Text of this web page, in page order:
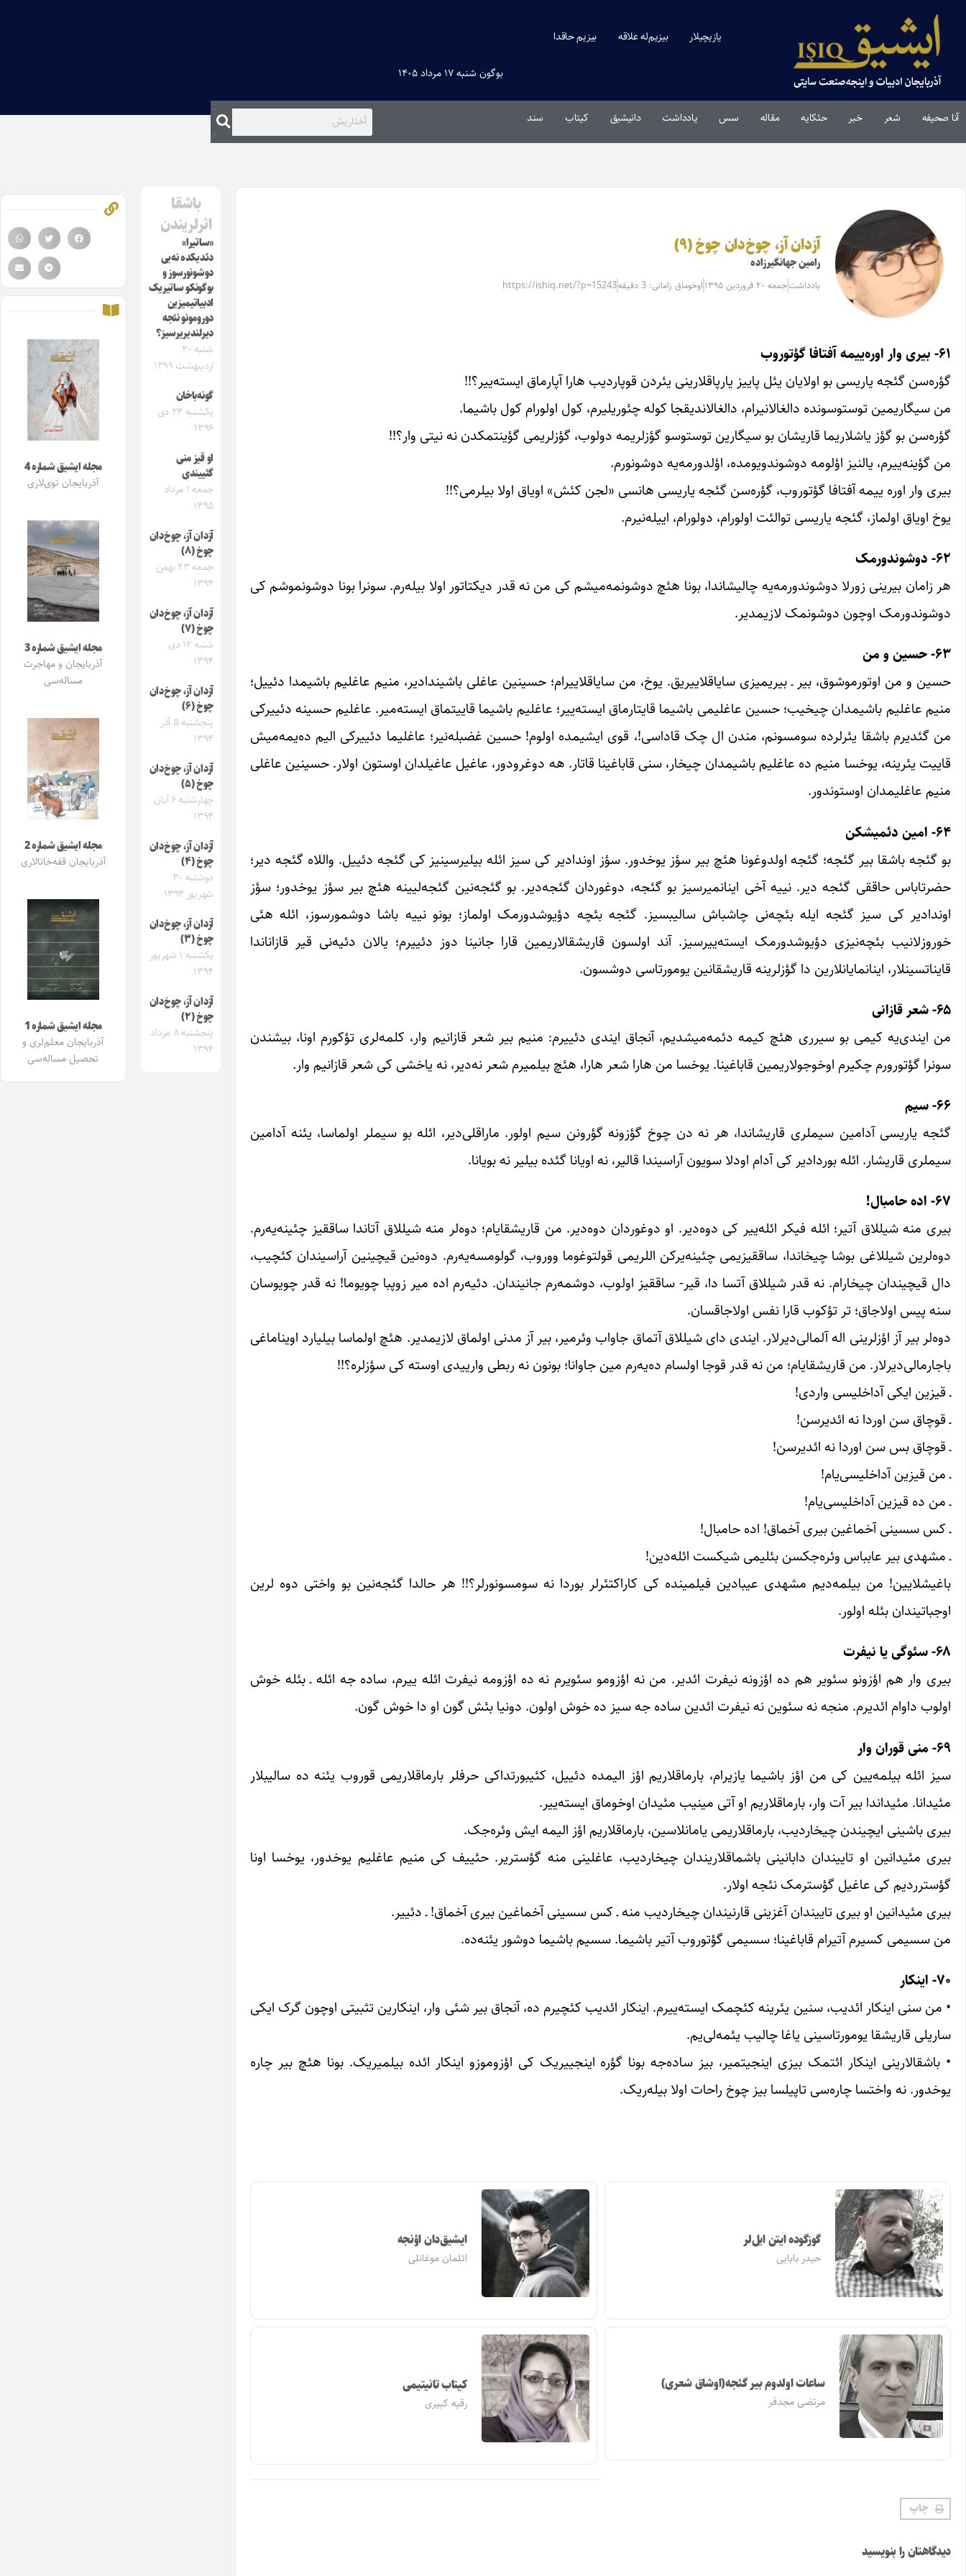
یازیچیلار بیزیم‌له علاقه بیزیم حاقدا
بوگون شنبه ۱۷ مرداد ۱۴۰۵
آنا صحیفه شعر خبر حئکایه مقاله‌ سس یادداشت دانیشیق کیتاب سند
آزدان آز، چوخ‌دان چوخ (۹)
رامین جهانگیرزاده
یادداشتجمعه ۲۰ فروردین ۱۳۹۵ اوخوماق زامانی: 3 دقیقه https://ishiq.net/?p=15243
۶۱- بیری وار اوره‌ییمه آفتافا گؤتوروب
گؤره‌سن گئجه یاریسی بو اولایان یئل پاییز یارپاقلارینی یئردن قوپاردیب هارا آپارماق ایسته‌ییر؟!!
من سیگاریمین توستوسونده دالغالانیرام، دالغالاندیقجا کوله چئوریلیرم، کول اولورام کول باشیما.
گؤره‌سن بو گؤز یاشلاریما قاریشان بو سیگارین توستوسو گؤزلریمه دولوب، گؤزلریمی گؤینتمکدن نه نیتی وار؟!!
من گؤینه‌ییرم، یالنیز اؤلومه دوشوندویومده، اؤلدورمه‌یه دوشونورم.
بیری وار اوره ییمه آفتافا گؤتوروب، گؤره‌سن گئجه یاریسی هانسی «لجن کئش» اویاق اولا بیلرمی؟!!
یوخ اویاق اولماز، گئجه یاریسی توالئت اولورام، دولورام، اییله‌نیرم.
۶۲- دوشوندورمک
هر زامان بیرینی زورلا دوشوندورمه‌یه چالیشاندا، بونا هئچ دوشونمه‌میشم کی من نه قدر دیکتاتور اولا بیله‌رم. سونرا بونا دوشونموشم کی
دوشوندورمک اوچون دوشونمک لازیمدیر.
۶۳- حسین و من
حسین و من اوتورموشوق، بیر ـ بیریمیزی سایاقلاییریق. یوخ، من سایاقلاییرام؛ حسینین عاغلی باشیندادیر، منیم عاغلیم باشیمدا دئییل؛
منیم عاغلیم باشیمدان چیخیب؛ حسین عاغلیمی باشیما قایتارماق ایسته‌ییر؛ عاغلیم باشیما قاییتماق ایسته‌میر. عاغلیم حسینه دئییرکی
من گئدیرم باشقا یئرلرده سومسونم، مندن ال چک قاداسی!، قوی ایشیمده اولوم! حسین غضبله‌نیر؛ عاغلیما دئییرکی الیم ده‌یمه‌میش
قاییت یئرینه، یوخسا منیم ده عاغلیم باشیمدان چیخار، سنی قاباغینا قاتار. هه دوغرودور، عاغیل عاغیلدان اوستون اولار. حسینین عاغلی
منیم عاغلیمدان اوستوندور.
۶۴- امین دئمیشکن
بو گئجه باشقا بیر گئجه؛ گئجه اولدوغونا هئچ بیر سؤز یوخدور. سؤز اوندادیر کی سیز ائله بیلیرسینیز کی گئجه دئییل. واللاه گئجه دیر؛
حضرتاباس حاققی گئجه دیر. نییه آخی اینانمیرسیز بو گئجه، دوغوردان گئجه‌دیر. بو گئجه‌نین گئجه‌لیینه هئچ بیر سؤز یوخدور؛ سؤز
اوندادیر کی سیز گئجه ایله بئچه‌نی چاشباش سالیبسیز. گئجه بئچه دؤیوشدورمک اولماز؛ بونو نییه باشا دوشمورسوز، ائله هئی
خوروزلانیب بئچه‌نیزی دؤیوشدورمک ایسته‌ییرسیز. آند اولسون قاریشقالاریمین قارا جانینا دوز دئییرم؛ یالان دئیه‌نی قیر قازاناندا
قایناتسینلار، اینانمایانلارین دا گؤزلرینه قاریشقانین یومورتاسی دوشسون.
۶۵- شعر قازانی
من ایندی‌یه کیمی بو سیرری هئچ کیمه دئمه‌میشدیم، آنجاق ایندی دئییرم: منیم بیر شعر قازانیم وار، کلمه‌لری تؤکورم اونا، بیشندن
سونرا گؤتورورم چکیرم اوخوجولاریمین قاباغینا. یوخسا من هارا شعر هارا، هئچ بیلمیرم شعر نه‌دیر، نه یاخشی کی شعر قازانیم وار.
۶۶- سیم
گئجه یاریسی آدامین سیملری قاریشاندا، هر نه دن چوخ گؤزونه گؤرونن سیم اولور. ماراقلی‌دیر، ائله بو سیملر اولماسا، یئنه آدامین
سیملری قاریشار. ائله بوردادیر کی آدام اودلا سویون آراسیندا قالیر، نه اویانا گئده بیلیر نه بویانا.
۶۷- اده حامبال!
بیری منه شیللاق آتیر؛ ائله فیکر ائله‌ییر کی دوه‌دیر. او دوغوردان دوه‌دیر. من قاریشقایام؛ دوه‌لر منه شیللاق آتاندا ساققیز چئینه‌یه‌رم.
دوه‌لرین شیللاغی بوشا چیخاندا، ساققیزیمی چئینه‌یرکن اللریمی قولتوغوما ووروب، گولومسه‌یه‌رم. دوه‌نین قیچینین آراسیندان کئچیب،
دال قیچیندان چیخارام. نه قدر شیللاق آتسا دا، قیر- ساققیز اولوب، دوشمه‌رم جانیندان. دئیه‌رم اده میر زوپبا چویوما! نه قدر چویوسان
سنه پیس اولاجاق؛ تر تؤکوب قارا نفس اولاجاقسان.
دوه‌لر بیر آز اؤزلرینی اله آلمالی‌دیرلار. ایندی دای شیللاق آتماق جاواب وئرمیر، بیر آز مدنی اولماق لازیمدیر. هئچ اولماسا بیلیارد اویناماغی
باجارمالی‌دیرلار. من قاریشقایام؛ من نه قدر قوجا اولسام ده‌یه‌رم مین جاوانا؛ بونون نه ربطی وارییدی اوسته کی سؤزلره؟!!
ـ قیزین ایکی آداخلیسی واردی!
ـ قوچاق سن اوردا نه ائدیرسن!
ـ قوچاق بس سن اوردا نه ائدیرسن!
ـ من قیزین آداخلیسی‌یام!
ـ من ده قیزین آداخلیسی‌یام!
ـ کس سسینی آخماغین بیری آخماق! اده حامبال!
ـ مشهدی بیر عابباس وئره‌جکسن بئلیمی شیکست ائله‌دین!
باغیشلایین! من بیلمه‌دیم مشهدی عیبادین فیلمینده کی کاراکتئرلر بوردا نه سومسونورلر؟!! هر حالدا گئجه‌نین بو واختی دوه لرین
اوجباتیندان بئله اولور.
۶۸- سئوگی یا نیفرت
بیری وار هم اؤزونو سئویر هم ده اؤزونه نیفرت ائدیر. من نه اؤزومو سئویرم نه ده اؤزومه نیفرت ائله ییرم، ساده جه ائله ـ بئله خوش
اولوب داوام ائدیرم. منجه نه سئوین نه نیفرت ائدین ساده جه سیز ده خوش اولون. دونیا بئش گون او دا خوش گون.
۶۹- منی قوران وار
سیز ائله بیلمه‌یین کی من اؤز باشیما یازیرام، بارماقلاریم اؤز الیمده دئییل، کئیبورتداکی حرفلر بارماقلاریمی قوروب یئنه ده سالیبلار
مئیدانا. مئیداندا بیر آت وار، بارماقلاریم او آتی مینیب مئیدان اوخوماق ایسته‌ییر.
بیری باشینی ایچیندن چیخاردیب، بارماقلاریمی یامانلاسین، بارماقلاریم اؤز الیمه ایش وئره‌جک.
بیری مئیدانین او تاییندان دابانینی باشماقلاریندان چیخاردیب، عاغلینی منه گؤستریر. حئییف کی منیم عاغلیم یوخدور، یوخسا اونا
گؤسترردیم کی عاغیل گؤسترمک نئجه اولار.
بیری مئیدانین او بیری تاییندان آغزینی قارنیندان چیخاردیب منه ـ کس سسینی آخماغین بیری آخماق! ـ دئییر.
من سسیمی کسیرم آتیرام قاباغینا؛ سسیمی گؤتوروب آتیر باشیما. سسیم باشیما دوشور یئنه‌ده.
۷۰- اینکار
• من سنی اینکار ائدیب، سنین یئرینه کئچمک ایسته‌ییرم. اینکار ائدیب کئچیرم ده، آنجاق بیر شئی وار، اینکارین تثبیتی اوچون گرک ایکی
ساریلی قاریشقا یومورتاسینی یاغا چالیب یئمه‌لی‌یم.
• باشقالارینی اینکار ائتمک بیزی اینجیتمیر، بیز ساده‌جه بونا گؤره اینجییریک کی اؤزوموزو اینکار ائده بیلمیریک. بونا هئچ بیر چاره
یوخدور. نه واختسا چاره‌سی تاپیلسا بیز چوخ راحات اولا بیله‌ریک.
گوزگوده ایتن ایل‌لر
حیدر بابایی
ایشیق‌دان اؤنجه
ائلمان موغانلی
ساعات اولدوم بیر گئجه(اوشاق شعری)
مرتضی مجدفر
کیتاب تانیتیمی
رقیه کبیری
چاپ
دیدگاهتان را بنویسید
باشقا
اثرلریندن
«ساتیرا»
دئدیکده نه‌یی
دوشونورسوز و
بوگونکو ساتیریک
ادبیاتیمیزین
دورومونو نئجه
دیرلندیریرسیز؟
شنبه ۲۰
اردیبهشت ۱۳۹۹
گونه‌باخان
یکشنبه ۲۴ دی
۱۳۹۶
او قیز منی
گئییندی
جمعه ۱ مرداد
۱۳۹۵
آزدان آز، چوخ‌دان
چوخ (۸)
جمعه ۲۳ بهمن
۱۳۹۴
آزدان آز، چوخ‌دان
چوخ (۷)
شنبه ۱۲ دی
۱۳۹۴
آزدان آز، چوخ‌دان
چوخ (۶)
پنجشنبه ۵ آذر
۱۳۹۴
آزدان آز، چوخ‌دان
چوخ (۵)
چهارشنبه ۶ آبان
۱۳۹۴
آزدان آز، چوخ‌دان
چوخ (۴)
دوشنبه ۳۰
شهریور ۱۳۹۴
آزدان آز، چوخ‌دان
چوخ (۳)
یکشنبه ۱ شهریور
۱۳۹۴
آزدان آز، چوخ‌دان
چوخ (۲)
پنجشنبه ۸ مرداد
۱۳۹۴
مجله ایشیق شماره 4
آذربایجان توی‌لاری
مجله ایشیق شماره 3
آذربایجان و مهاجرت
مساله‌سی
مجله ایشیق شماره 2
آذربایجان قفه‌خانالاری
مجله ایشیق شماره 1
آذربایجان معلم‌لری و
تحصیل مساله‌سی